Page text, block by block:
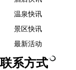
温泉快讯
景区快讯
最新活动
联系方式